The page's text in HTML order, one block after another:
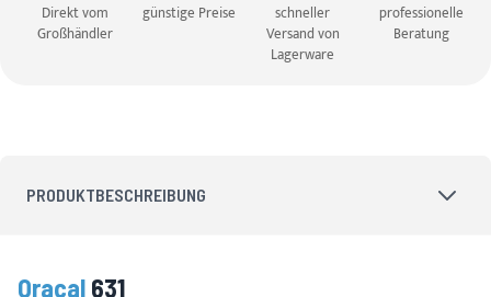
Direkt vom
Großhändler
günstige Preise
schneller
Versand von
Lagerware
professionelle
Beratung
PRODUKTBESCHREIBUNG
Oracal 631